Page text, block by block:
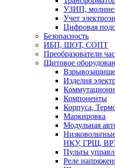
УЗИП,
Учет
Цифровая
Безопасность
ИБП, ШОТ, СОПТ
Преобразователи
Щитовое
Изделия
Компоненты
Корпуса,
Маркировка
Модульная
НКУ, ГРЩ,
Пульты
Реле